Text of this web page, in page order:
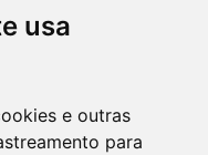
usa
e outras
para